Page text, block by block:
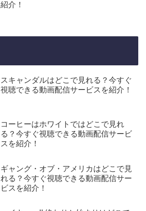
紹介！
スキャンダルはどこで見れる？今すぐ
視聴できる動画配信サービスを紹介！
コーヒーはホワイトではどこで見れ
る？今すぐ視聴できる動画配信サービ
スを紹介！
ギャング・オブ・アメリカはどこで見
れる？今すぐ視聴できる動画配信サー
ビスを紹介！